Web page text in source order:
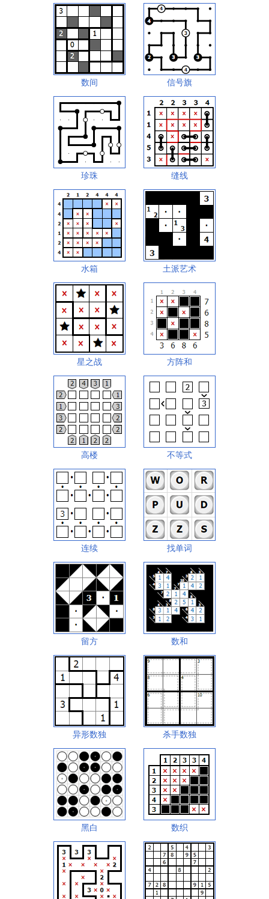
数间 信号旗
珍珠 缝线
水箱 土派艺术
星之战 方阵和
高楼 不等式
连续 找单词
留方 数和
异形数独 杀手数独
黑白 数织